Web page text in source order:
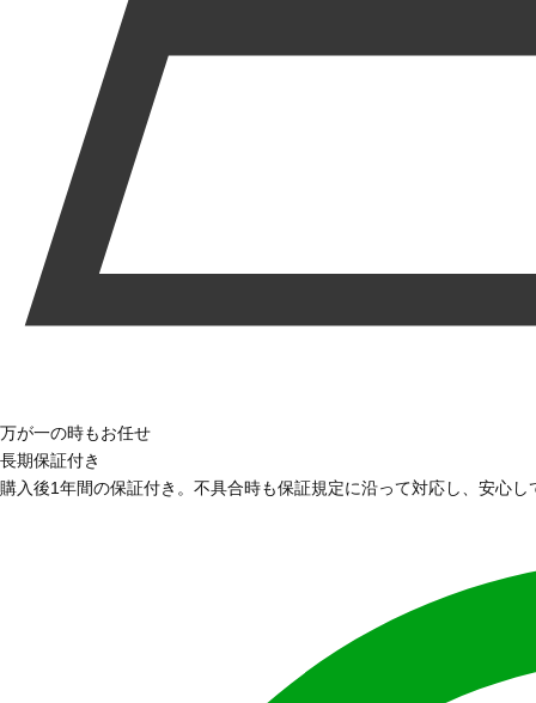
万が一の時もお任せ
長期保証付き
購入後1年間の保証付き。不具合時も保証規定に沿って対応し、安心